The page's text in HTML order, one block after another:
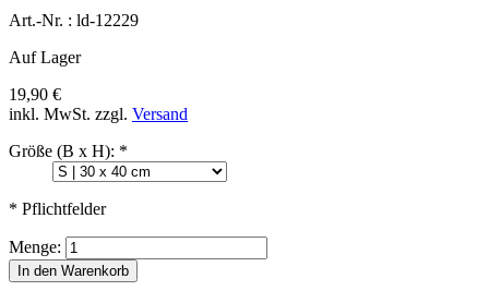
Art.-Nr. : ld-12229
Auf Lager
19,90 €
inkl. MwSt. zzgl. Versand
Größe (B x H): *
* Pflichtfelder
Menge:
In den Warenkorb